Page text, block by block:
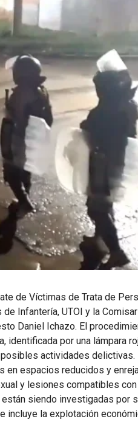
de Víctimas de Trata de
Infantería, UTOI y la
Daniel Ichazo. El
identificada por una lámpara
actividades delictivas.
en espacios reducidos y
y lesiones compatibles con
siendo investigadas por
incluye la explotación